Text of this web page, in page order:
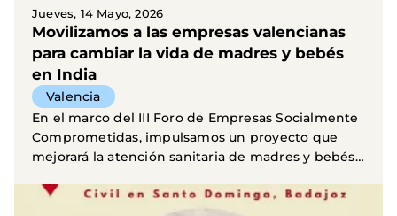
Jueves, 14 Mayo, 2026
Movilizamos a las empresas valencianas
para cambiar la vida de madres y bebés
en India
Valencia
En el marco del III Foro de Empresas Socialmente
Comprometidas, impulsamos un proyecto que
mejorará la atención sanitaria de madres y bebés